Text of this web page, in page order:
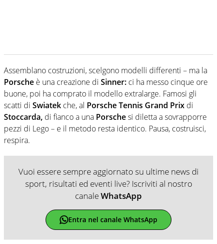
Assemblano costruzioni, scelgono modelli differenti – ma la
Porsche è una creazione di Sinner: ci ha messo cinque ore
buone, poi ha comprato il modello extralarge. Famosi gli
scatti di Swiatek che, al Porsche Tennis Grand Prix di
Stoccarda, di fianco a una Porschesi diletta a sovrapporre
pezzi di Lego – e il metodo resta identico. Pausa, costruisci,
respira.
Vuoi essere sempre aggiornato su ultime news di
sport, risultati ed eventi live? Iscriviti al nostro
canaleWhatsApp
Entra nel canale WhatsApp